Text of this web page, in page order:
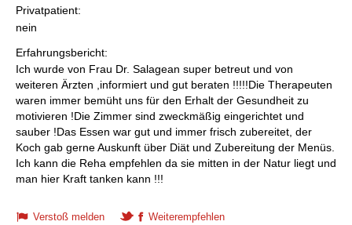
Privatpatient:
nein
Erfahrungsbericht:
Ich wurde von Frau Dr. Salagean super betreut und von
weiteren Ärzten ,informiert und gut beraten !!!!!Die Therapeuten
waren immer bemüht uns für den Erhalt der Gesundheit zu
motivieren !Die Zimmer sind zweckmäßig eingerichtet und
sauber !Das Essen war gut und immer frisch zubereitet, der
Koch gab gerne Auskunft über Diät und Zubereitung der Menüs.
Ich kann die Reha empfehlen da sie mitten in der Natur liegt und
man hier Kraft tanken kann !!!
Verstoß melden
Weiterempfehlen